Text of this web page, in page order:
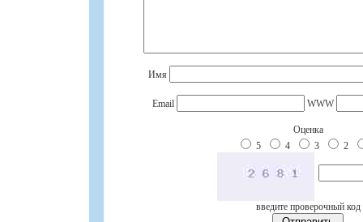
Имя
Email WWW
Оценка
5
4 3 2
введите проверочный код